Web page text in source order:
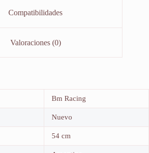
Compatibilidades
Valoraciones (0)
Bm Racing
Nuevo
54 cm